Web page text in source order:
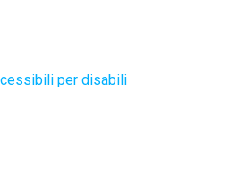
per disabili